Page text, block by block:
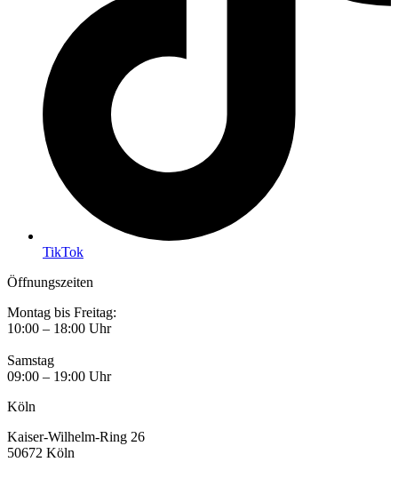
TikTok
Öffnungszeiten
Montag bis Freitag:
10:00 – 18:00 Uhr
Samstag
09:00 – 19:00 Uhr
Köln
Kaiser-Wilhelm-Ring 26
50672 Köln